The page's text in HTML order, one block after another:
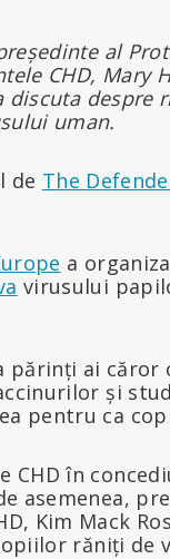
al
CHD,
despre
uman.
de The
a
virusului
părinți ai
și
pentru ca
CHD în
Kim Mack
răniți de